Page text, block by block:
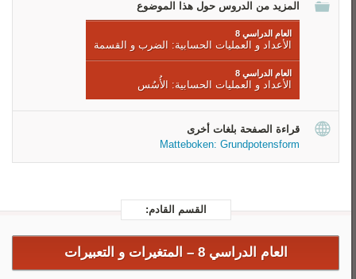
المزيد من الدروس حول هذا الموضوع
العام الدراسي 8
الأعداد و العمليات الحسابية: الضرب و القسمة
العام الدراسي 8
الأعداد و العمليات الحسابية: الأُسُس
قراءة الصفحة بلغات أخرى
Matteboken: Grundpotensform
القسم القادم:
العام الدراسي 8 – المتغيرات و التعبيرات